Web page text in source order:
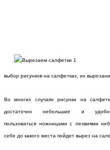
выбор рисунков на салфетках, их
Во многих случаях рисунки на
достаточно небольшие и
пользоваться ножницами с лезвиями
себе до какого места пойдет вырез на